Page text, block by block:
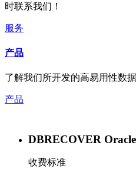
时联系我们！
服务
产品
了解我们所开发的高易用性数
产品
DBRECOVER Oracle
收费标准